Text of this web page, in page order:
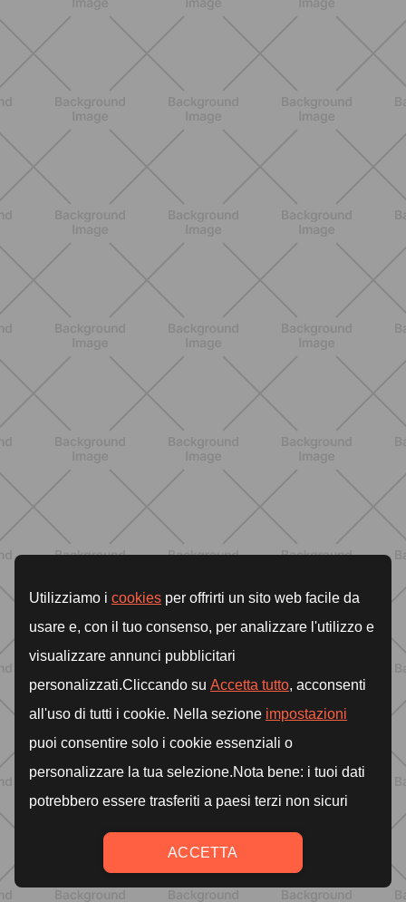
BENESSERE
Epilazione: dai metodi più comuni
alla luce pulsata a casa con Philips